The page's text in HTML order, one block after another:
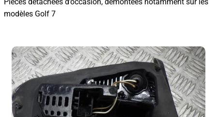
modèles Golf 7